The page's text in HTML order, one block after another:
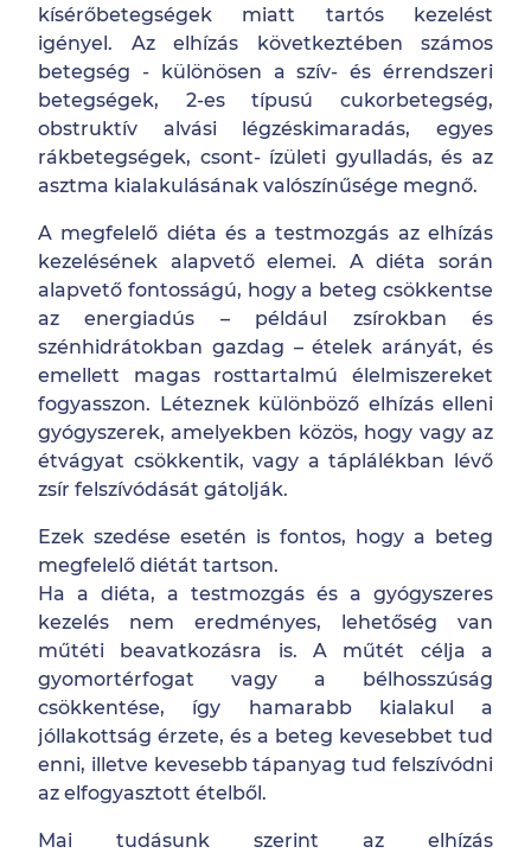
kísérőbetegségek miatt tartós kezelést
igényel. Az elhízás következtében számos
betegség - különösen a szív- és érrendszeri
betegségek, 2-es típusú cukorbetegség,
obstruktív alvási légzéskimaradás, egyes
rákbetegségek, csont- ízületi gyulladás, és az
asztma kialakulásának valószínűsége megnő.
A megfelelő diéta és a testmozgás az elhízás
kezelésének alapvető elemei. A diéta során
alapvető fontosságú, hogy a beteg csökkentse
az energiadús – például zsírokban és
szénhidrátokban gazdag – ételek arányát, és
emellett magas rosttartalmú élelmiszereket
fogyasszon. Léteznek különböző elhízás elleni
gyógyszerek, amelyekben közös, hogy vagy az
étvágyat csökkentik, vagy a táplálékban lévő
zsír felszívódását gátolják.
Ezek szedése esetén is fontos, hogy a beteg
megfelelő diétát tartson.
Ha a diéta, a testmozgás és a gyógyszeres
kezelés nem eredményes, lehetőség van
műtéti beavatkozásra is. A műtét célja a
gyomortérfogat vagy a bélhosszúság
csökkentése, így hamarabb kialakul a
jóllakottság érzete, és a beteg kevesebbet tud
enni, illetve kevesebb tápanyag tud felszívódni
az elfogyasztott ételből.
Mai tudásunk szerint az elhízás